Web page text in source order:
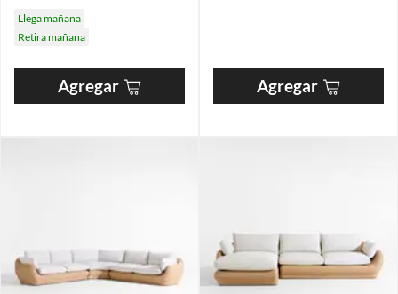
Llega mañana
Retira mañana
Agregar Agregar